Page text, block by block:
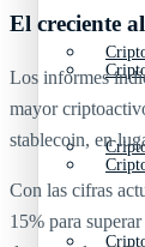
El creciente
Los informes
mayor
stablecoin, en
Con las cifras
15% para